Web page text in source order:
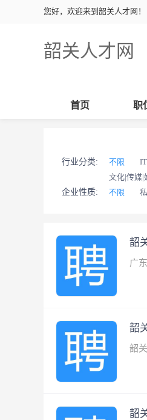
您好，欢迎来到韶关人才网！
韶关人才网
首页 职
行业分类: 不限
文化|传媒|
企业性质:
不限
韶
广
韶
韶
韶